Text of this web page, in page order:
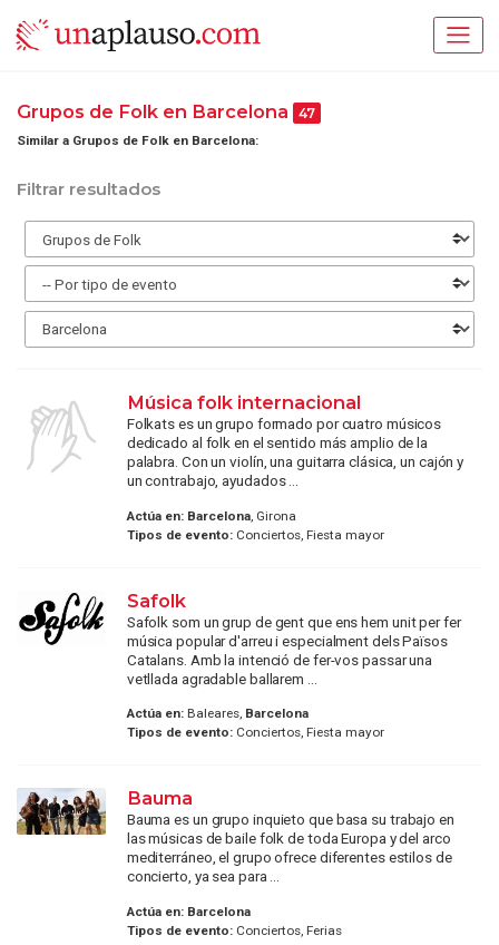
Grupos de Folk en Barcelona 47
Similar a Grupos de Folk en Barcelona:
Filtrar resultados
Música folk internacional
Folkats es un grupo formado por cuatro músicos
dedicado al folk en el sentido más amplio de la
palabra. Con un violín, una guitarra clásica, un cajón y
un contrabajo, ayudados ...
Actúa en: Barcelona, Girona
Tipos de evento:Conciertos, Fiesta mayor
Safolk
Safolk som un grup de gent que ens hem unit per fer
música popular d'arreu i especialment dels Països
Catalans. Amb la intenció de fer-vos passar una
vetllada agradable ballarem ...
Actúa en:Baleares, Barcelona
Tipos de evento:Conciertos, Fiesta mayor
Bauma
Bauma es un grupo inquieto que basa su trabajo en
las músicas de baile folk de toda Europa y del arco
mediterráneo, el grupo ofrece diferentes estilos de
concierto, ya sea para ...
Actúa en: Barcelona
Tipos de evento:Conciertos, Ferias